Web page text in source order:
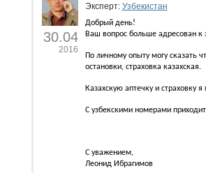
30.04
2016
Эксперт: Узбекистан
Добрый день!
Ваш вопрос больше адресован к
По личному опыту могу сказать
остановки, страховка казахская.
Казахскую аптечку и страховку
С узбекскими номерами
С уважением,
Леонид Ибрагимов